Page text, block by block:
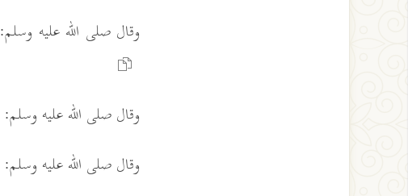
وقال صلى الله عليه وسلم:
وقال صلى الله عليه وسلم:
وقال صلى الله عليه وسلم: